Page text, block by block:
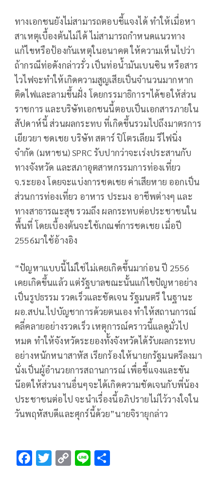
ทางเอกชนยังไม่สามารถตอบชี้แจงได้​ ทำให้เมื่อหา
สาเหตุเบื้องต้นไม่ได้​ ไม่สามารถกำหนดแนวทาง
แก้ไขหรือป้องกันเหตุในอนาคต​ ให้ความเห็นไปว่า
ถ้ากรณีท่อดังกล่าวรั่ว เป็นท่อน้ำมันเบนซิน หรือสาร
ไวไฟจะทำให้เกิดความสูญเสียเป็นจำนวนมากหาก
ติดไฟและลามขึ้นฝั่ง โดยกรรมาธิการฯได้ขอให้ส่วน
ราชการ และบริษัทเอกชนนี้ตอบเป็นเอกสารภายใน
สัปดาห์นี้​ ส่วนผลกระทบ ที่เกิดขึ้นรวมไปถึงมาตรการ
เยียวยา ชดเชย บริษัท สตาร์ ปิโตรเลียม รีไฟนิ่ง
จำกัด (มหาชน) SPRC รับปากว่าจะเร่งประสานกับ
ทางจังหวัด และสภาอุตสาหกรรมการท่องเที่ยว
จ.ระยอง โดยจะแบ่งการชดเชย ค่าเสียหาย ออกเป็น
ส่วนการท่องเที่ยว อาหาร ประมง อาชีพต่างๆ และ
ทางสาธารณะสุข รวมถึง ผลกระทบต่อประชาชนใน
พื้นที่ โดยเบื้องต้นจะใช้เกณฑ์การชดเชย เมื่อปี
2556มาใช้อ้างอิง
“ปัญหาแบบนี้ไม่ใช่ไม่เคยเกิดขึ้นมาก่อน ปี 2556
เคยเกิดขึ้นแล้ว แต่รัฐบาลขณะนั้นแก้ไขปัญหาอย่าง
เป็นรูปธรรม รวดเร็วและชัดเจน รัฐมนตรี ในฐานะ
ผอ.สปน.ไปบัญชาการด้วยตนเอง ทำให้สถานการณ์
คลี่คลายอย่างรวดเร็ว เหตุการณ์คราวนี้แลดูมั่วไป
หมด ทำให้จังหวัดระยองทั้งจังหวัดได้รับผลกระทบ
อย่างหนักหนาสาหัส เรียกร้องให้นายกรัฐมนตรีลงมา
นั่งเป็นผู้อำนวยการสถานการณ์ เพื่อชี้แจงและขัน
น๊อตให้ส่วนงานอื่นๆจะได้เกิดความชัดเจนกับพี่น้อง
ประชาชนต่อไป จะนำเรื่องนี้อภิปรายไม่ไว้วางใจใน
วันพฤหัสบดีและศุกร์นี้ด้วย”นายจิรายุกล่าว
F T C Li